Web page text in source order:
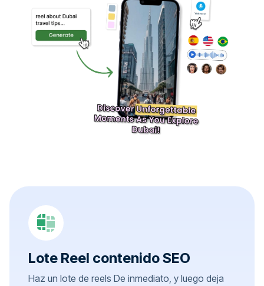
Lote Reel contenido SEO
Haz un lote de reels De inmediato, y luego deja